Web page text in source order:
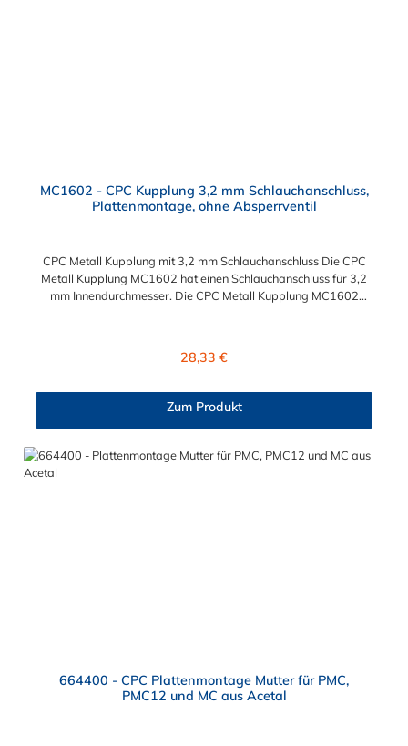
MC1602 - CPC Kupplung 3,2 mm Schlauchanschluss,
Plattenmontage, ohne Absperrventil
CPC Metall Kupplung mit 3,2 mm Schlauchanschluss Die CPC
Metall Kupplung MC1602 hat einen Schlauchanschluss für 3,2
mm Innendurchmesser. Die CPC Metall Kupplung MC1602
CPC Stecker, hat ein Innenmaß von ≈ 7,9 mm. Sie können diese
Serie kombinieren.
Regulärer Preis:
28,33 €
Zum Produkt
664400 - CPC Plattenmontage Mutter für PMC,
PMC12 und MC aus Acetal